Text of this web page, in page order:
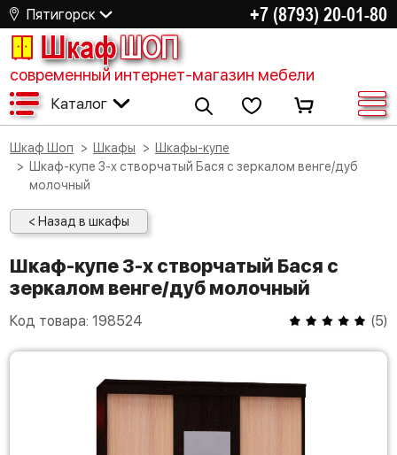
Пятигорск +7 (8793) 20-01-80
ШкафШОП
современный интернет-магазин мебели
Каталог
Шкаф Шоп Шкафы
Шкафы-купе
Шкаф-купе 3-х створчатый Бася с зеркалом венге/дуб
молочный
< Назад в шкафы
Шкаф-купе 3-х створчатый Бася с
зеркалом венге/дуб молочный
Код товара: 198524 (5)